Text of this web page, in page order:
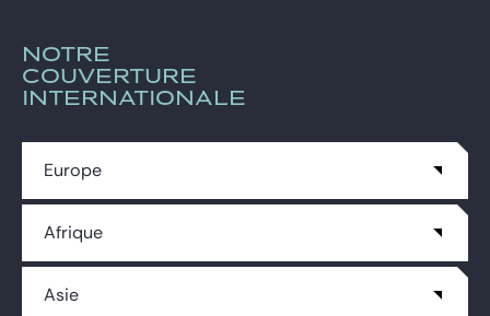
Notre
couverture
internationale
Europe
Afrique
Asie